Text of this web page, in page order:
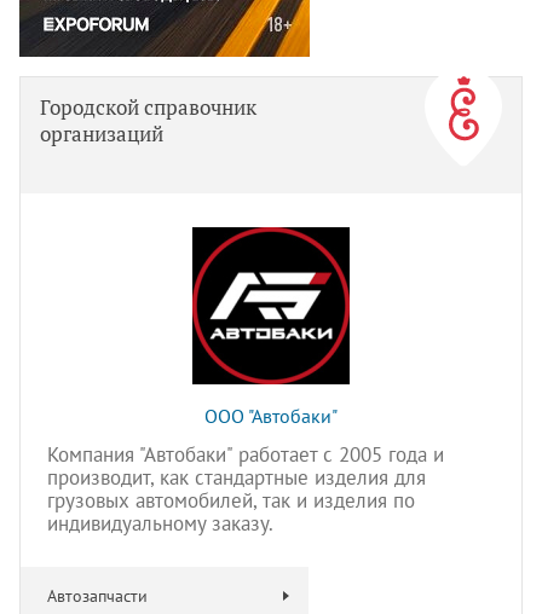
Городской справочник
организаций
ООО "Автобаки"
Компания "Автобаки" работает с 2005 года и
производит, как стандартные изделия для
грузовых автомобилей, так и изделия по
индивидуальному заказу.
Автозапчасти